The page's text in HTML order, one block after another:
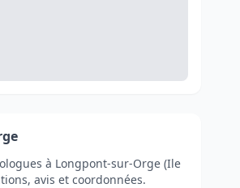
à Longpont-sur-Orge (Ile
avis et coordonnées.